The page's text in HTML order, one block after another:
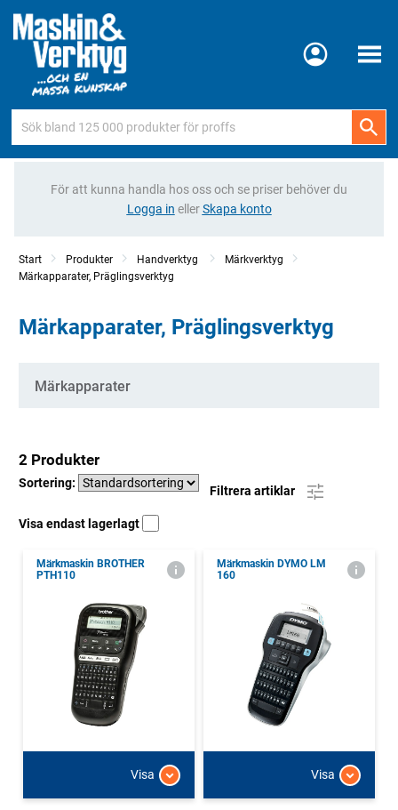
Meny
För att kunna handla hos oss och se priser behöver du
Logga in ellerSkapa konto
Start Produkter Handverktyg
Märkverktyg
Märkapparater, Präglingsverktyg
Märkapparater, Präglingsverktyg
Kategorier
Märkapparater
2 Produkter
Sortering:
Filtrera artiklar
Visa endast lagerlagt
Märkmaskin BROTHER
PTH110
Visa
Märkmaskin DYMO LM
160
Visa